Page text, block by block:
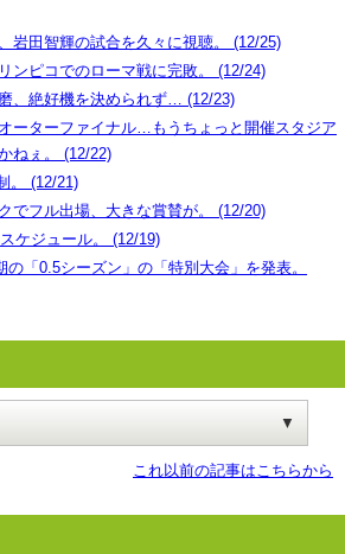
岩田智輝の試合を久々に視聴。 (12/25)
ンピコでのローマ戦に完敗。 (12/24)
、絶好機を決められず… (12/23)
ーターファイナル…もうちょっと開催スタジア
ねぇ。 (12/22)
。 (12/21)
でフル出場、大きな賞賛が。 (12/20)
ケジュール。 (12/19)
「0.5シーズン」の「特別大会」を発表。
これ以前の記事はこちらから